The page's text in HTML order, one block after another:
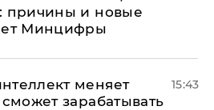
причины и новые
Минцифры
меняет
зарабатывать
15:43